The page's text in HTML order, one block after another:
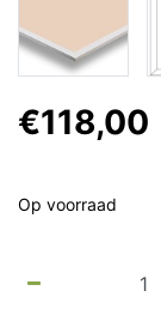
€118,00
Op voorraad